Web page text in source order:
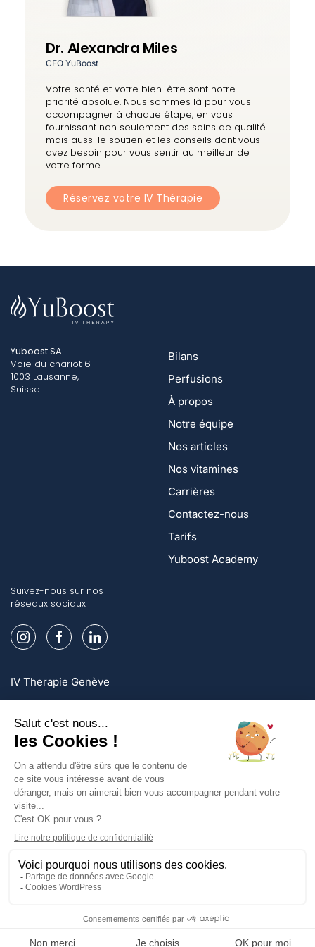
Dr. Alexandra Miles
CEO YuBoost
Votre santé et votre bien-être sont notre
priorité absolue. Nous sommes là pour vous
accompagner à chaque étape, en vous
fournissant non seulement des soins de qualité
mais aussi le soutien et les conseils dont vous
avez besoin pour vous sentir au meilleur de
votre forme.
Réservez votre IV Thérapie
Yuboost SA
Voie du chariot 6
1003 Lausanne,
Suisse
Bilans
Perfusions
À propos
Notre équipe
Nos articles
Nos vitamines
Carrières
Contactez-nous
Tarifs
Yuboost Academy
Suivez-nous sur nos
réseaux sociaux
IV Therapie Genève
IV Therapie Zurich
Inscrivez-vous et profitez d'offres exclusives!
S'inscire
Politique de confidentialité
Conditions générales
UNE QUESTION ?